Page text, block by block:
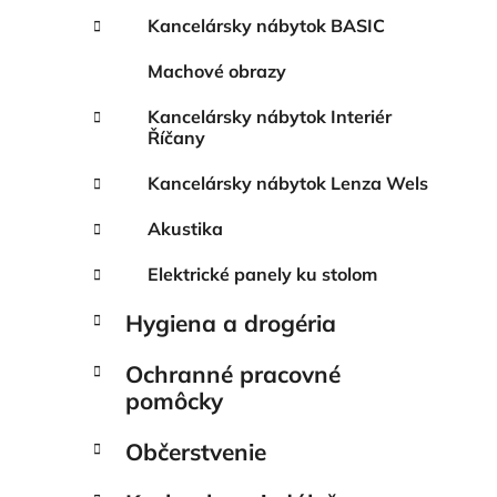
Kancelársky nábytok BASIC
Machové obrazy
Kancelársky nábytok Interiér
Říčany
Kancelársky nábytok Lenza Wels
Akustika
Elektrické panely ku stolom
Hygiena a drogéria
Ochranné pracovné
pomôcky
Občerstvenie